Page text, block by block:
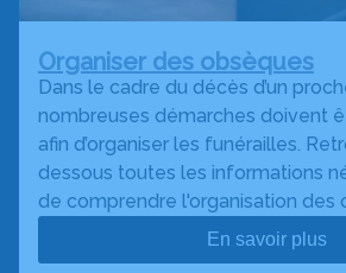
Organiser des obsèques
Dans le cadre du décès d’un
nombreuses démarches doivent
afin d’organiser les funérailles.
dessous toutes les informations
de comprendre l'organisation des
En savoir plus